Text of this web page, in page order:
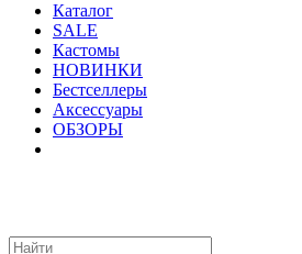
Каталог
SALE
Кастомы
НОВИНКИ
Бестселлеры
Аксессуары
ОБЗОРЫ